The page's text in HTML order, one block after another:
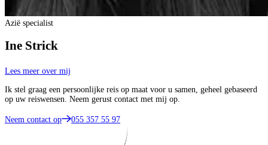
Azië specialist
Ine Strick
Lees meer over mij
Ik stel graag een persoonlijke reis op maat voor u samen, geheel gebaseerd
op uw reiswensen. Neem gerust contact met mij op.
Neem contact op 055 357 55 97